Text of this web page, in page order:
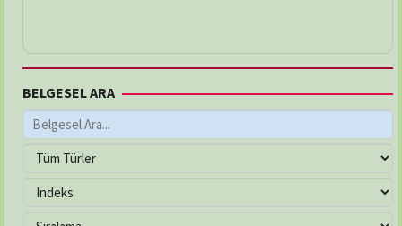
BELGESEL ARA